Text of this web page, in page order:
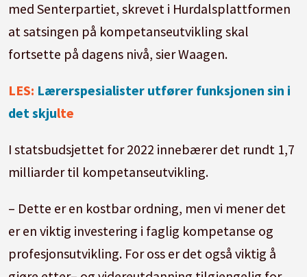
med Senterpartiet, skrevet i Hurdalsplattformen
at satsingen på kompetanseutvikling skal
fortsette på dagens nivå, sier Waagen.
LES: Lærerspesialister utfører funksjonen sin i
det skjulte
I statsbudsjettet for 2022 innebærer det rundt 1,7
milliarder til kompetanseutvikling.
– Dette er en kostbar ordning, men vi mener det
er en viktig investering i faglig kompetanse og
profesjonsutvikling. For oss er det også viktig å